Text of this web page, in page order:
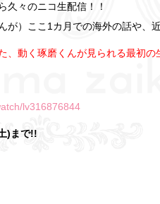
久々のニコ生配信！！
が）ここ1カ月での海外の話や、
、動く琢磨くんが見られる最初の
lv316876844
)まで!!